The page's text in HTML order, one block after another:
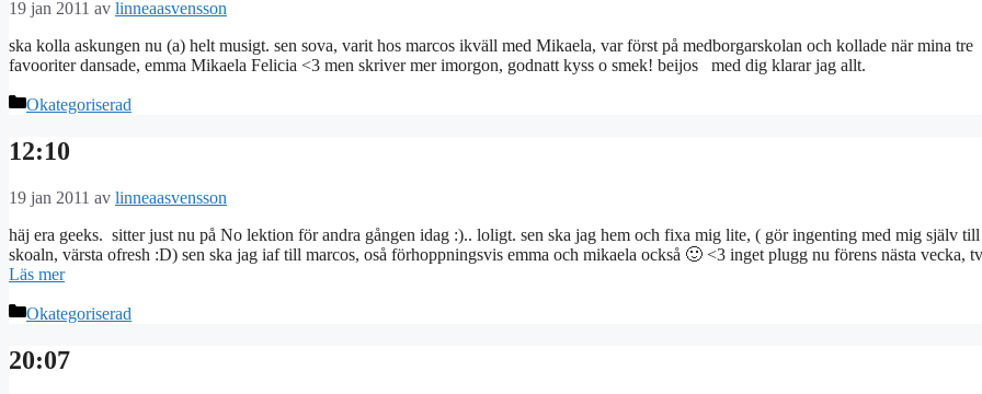
19 jan 2011 av linneaasvensson
ska kolla askungen nu (a) helt musigt. sen sova, varit hos marcos ikväll med Mikaela, var först på medborgarskolan och kollade när mina tre
favooriter dansade, emma Mikaela Felicia <3 men skriver mer imorgon, godnatt kyss o smek! beijos med dig klarar jag allt.
Kategorier
Okategoriserad
12:10
19 jan 2011 av linneaasvensson
häj era geeks. sitter just nu på No lektion för andra gången idag :).. loligt. sen ska jag hem och fixa mig lite, ( gör ingenting med mig själv till
skoaln, värsta ofresh :D) sen ska jag iaf till marcos, oså förhoppningsvis emma och mikaela också 🙂 <3 inget plugg nu förens nästa vecka,
Läs mer
Kategorier
Okategoriserad
20:07